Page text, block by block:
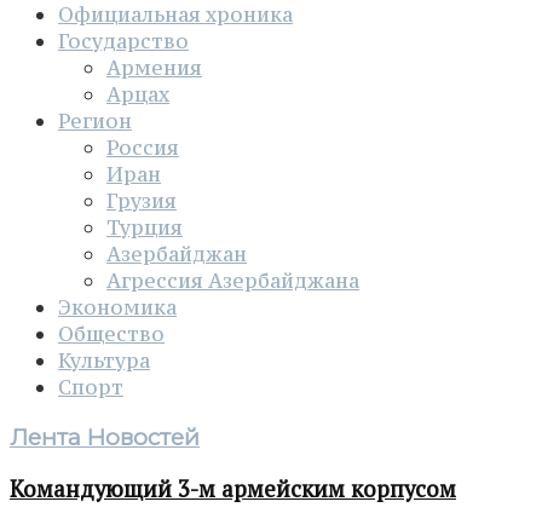
Официальная хроника
Государство
Армения
Арцах
Регион
Россия
Иран
Грузия
Турция
Азербайджан
Агрессия Азербайджана
Экономика
Общество
Культура
Спорт
Лента Новостей
Командующий 3-м армейским корпусом